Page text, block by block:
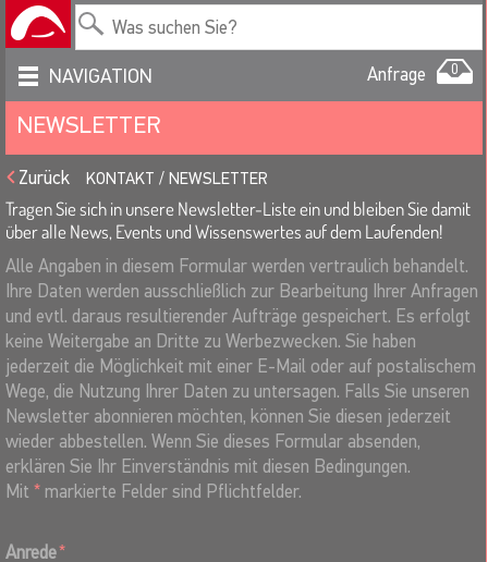
NAVIGATION Anfrage 0
NEWSLETTER
Zurück KONTAKT NEWSLETTER
Tragen Sie sich in unsere Newsletter-Liste ein und bleiben Sie damit
über alle News, Events und Wissenswertes auf dem Laufenden!
Alle Angaben in diesem Formular werden vertraulich behandelt.
Ihre Daten werden ausschließlich zur Bearbeitung Ihrer Anfragen
und evtl. daraus resultierender Aufträge gespeichert. Es erfolgt
keine Weitergabe an Dritte zu Werbezwecken. Sie haben
jederzeit die Möglichkeit mit einer E-Mail oder auf postalischem
Wege, die Nutzung Ihrer Daten zu untersagen. Falls Sie unseren
Newsletter abonnieren möchten, können Sie diesen jederzeit
wieder abbestellen. Wenn Sie dieses Formular absenden,
erklären Sie Ihr Einverständnis mit diesen Bedingungen.
Mit * markierte Felder sind Pflichtfelder.
Anrede*